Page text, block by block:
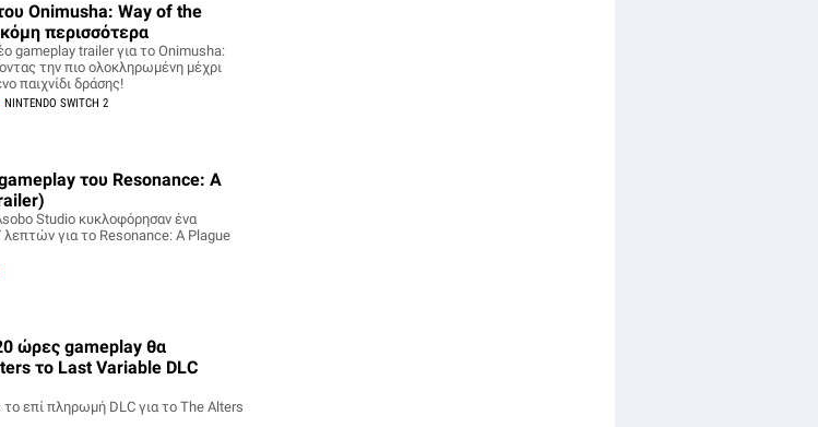
Onimusha: Way of the
περισσότερα
gameplay trailer για το Onimusha:
την πιο ολοκληρωμένη μέχρι
παιχνίδι δράσης!
NINTENDO SWITCH 2
του Resonance: A
Studio κυκλοφόρησαν ένα
λεπτών για το Resonance: A Plague
ώρες gameplay θα
το Last Variable DLC
επί πληρωμή DLC για το The Alters